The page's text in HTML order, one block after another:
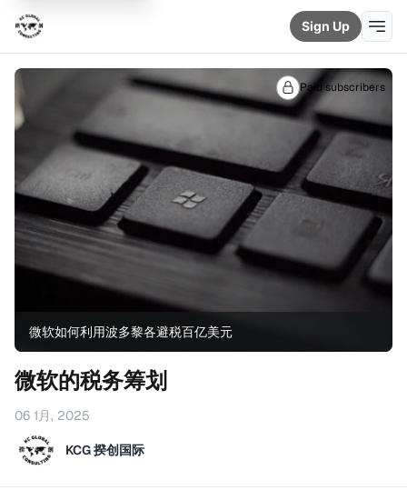
Sign Up
微软如何利用波多黎各避税百亿美元
Paid subscribers
微软的税务筹划
06 1月, 2025
KCG 揆创国际